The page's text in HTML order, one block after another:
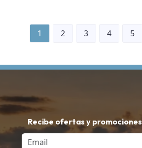
1 2 3 4 5
Recibe ofertas y promociones
Email